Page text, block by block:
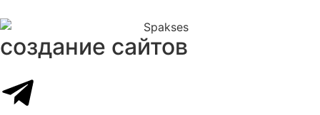
создание сайтов